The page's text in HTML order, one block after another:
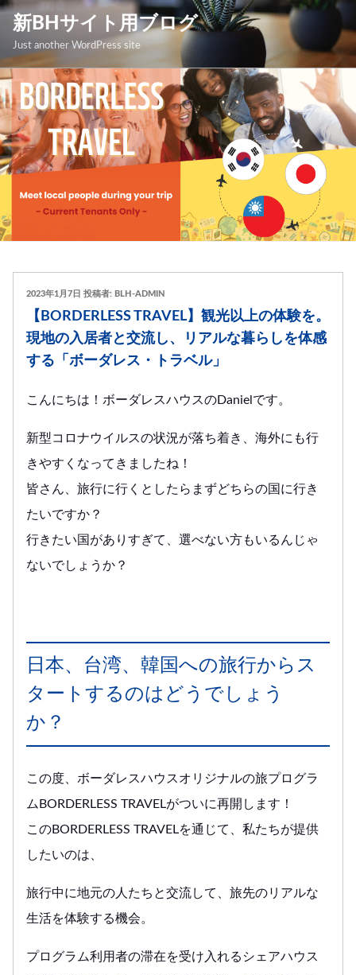
コ
テ
ン
ツ
へ
ス
キ
プ
新BHサイト用ブログ
Just another WordPress site
投
2023年1月7日 投稿者: BLH-ADMIN
【BORDERLESS TRAVEL】観光以上の体験を。
現地の入居者と交流し、リアルな暮らしを体感
する「ボーダレス・トラベル」
こんにちは！ボーダレスハウスのDanielです。
新型コロナウイルスの状況が落ち着き、海外にも行
きやすくなってきましたね！
皆さん、旅行に行くとしたらまずどちらの国に行き
たいですか？
行きたい国がありすぎて、選べない方もいるんじゃ
ないでしょうか？
日本、台湾、韓国への旅行からス
タートするのはどうでしょう
か？
この度、ボーダレスハウスオリジナルの旅プログラ
ムBORDERLESS TRAVELがついに再開します！
このBORDERLESS TRAVELを通じて、私たちが提供
したいのは、
旅行中に地元の人たちと交流して、旅先のリアルな
生活を体験する機会。
プログラム利用者の滞在を受け入れるシェアハウス